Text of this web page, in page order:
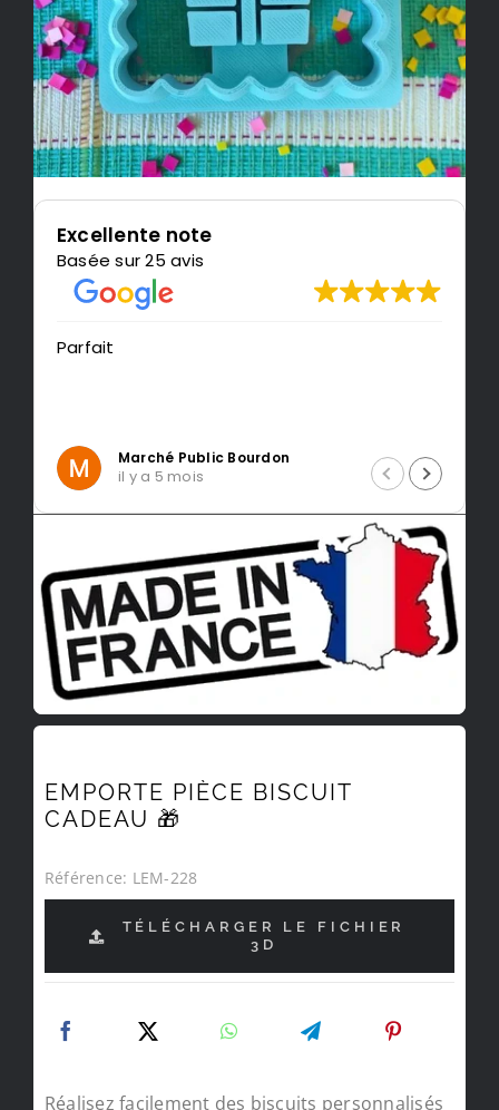
Excellente note
Basée sur 25 avis
Parfait
Marché Public Bourdon
il y a 5 mois
EMPORTE PIÈCE BISCUIT
CADEAU 🎁
Référence: LEM-228
TÉLÉCHARGER LE FICHIER
3D
Réalisez facilement des biscuits personnalisés